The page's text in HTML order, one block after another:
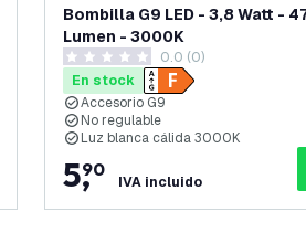
a lista de deseos
Bombilla G9 LED - 3,8 Watt -
Lumen - 3000K
0 estrellas de puntuación
0.0 (0)
En stock
Accesorio G9
No regulable
Luz blanca cálida 3000K
5,
90
IVA incluido